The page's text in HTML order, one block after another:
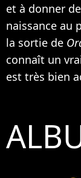
et à donner
naissance au
la sortie de
connaît un
est très bien